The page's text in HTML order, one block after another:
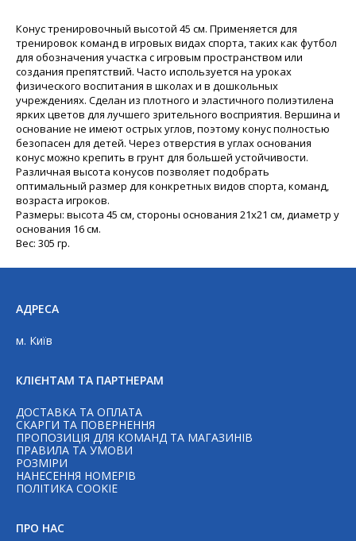
Конус тренировочный высотой 45 см. Применяется для
тренировок команд в игровых видах спорта, таких как футбол
для обозначения участка с игровым пространством или
создания препятствий. Часто используется на уроках
физического воспитания в школах и в дошкольных
учреждениях. Сделан из плотного и эластичного полиэтилена
ярких цветов для лучшего зрительного восприятия. Вершина и
основание не имеют острых углов, поэтому конус полностью
безопасен для детей. Через отверстия в углах основания
конус можно крепить в грунт для большей устойчивости.
Различная высота конусов позволяет подобрать
оптимальный размер для конкретных видов спорта, команд,
возраста игроков.
Размеры: высота 45 см, стороны основания 21х21 см, диаметр у
основания 16 см.
Вес: 305 гр.
АДРЕСА
м. Київ
КЛІЄНТАМ ТА ПАРТНЕРАМ
ДОСТАВКА ТА ОПЛАТА
СКАРГИ ТА ПОВЕРНЕННЯ
ПРОПОЗИЦІЯ ДЛЯ КОМАНД ТА МАГАЗИНІВ
ПРАВИЛА ТА УМОВИ
РОЗМІРИ
НАНЕСЕННЯ НОМЕРІВ
ПОЛІТИКА COOKIE
ПРО НАС